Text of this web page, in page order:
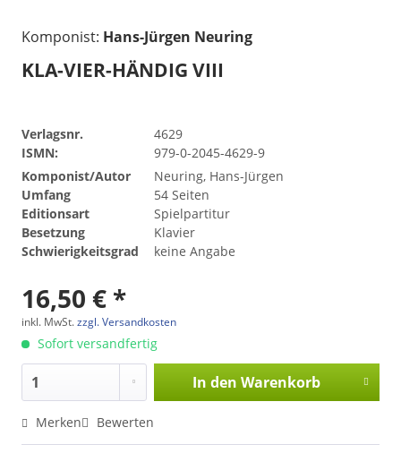
Komponist: Hans-Jürgen Neuring
KLA-VIER-HÄNDIG VIII
Verlagsnr.
4629
ISMN:
979-0-2045-4629-9
Komponist/Autor
Neuring, Hans-Jürgen
Umfang
54 Seiten
Editionsart
Spielpartitur
Besetzung
Klavier
Schwierigkeitsgrad
keine Angabe
16,50 € *
inkl. MwSt.zzgl. Versandkosten
Sofort versandfertig
In den Warenkorb
Merken Bewerten